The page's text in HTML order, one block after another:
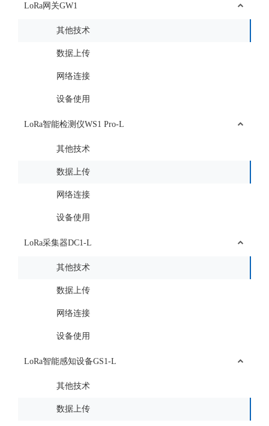
LoRa网关GW1
其他技术
数据上传
网络连接
设备使用
LoRa智能检测仪WS1 Pro-L
其他技术
数据上传
网络连接
设备使用
LoRa采集器DC1-L
其他技术
数据上传
网络连接
设备使用
LoRa智能感知设备GS1-L
其他技术
数据上传